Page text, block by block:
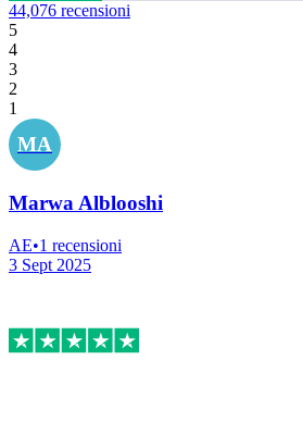
44,076 recensioni
5
4
3
2
1
MA
Marwa Alblooshi
AE•1 recensioni
3 Sept 2025